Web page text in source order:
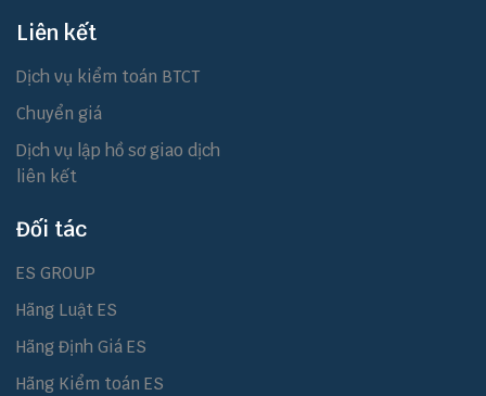
Liên kết
Dịch vụ kiểm toán BTCT
Chuyển giá
Dịch vụ lập hồ sơ giao dịch
liên kết
Đối tác
ES GROUP
Hãng Luật ES
Hãng Định Giá ES
Hãng Kiểm toán ES